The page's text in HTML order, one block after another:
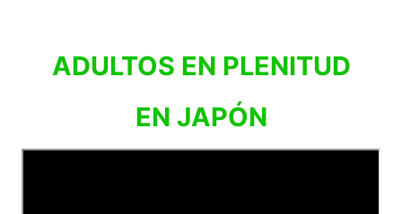
ADULTOS EN PLENITUD
EN JAPÓN